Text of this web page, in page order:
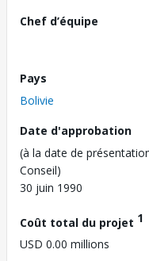
Chef d’équipe
Pays
Bolivie
Date d'approbation
(à la date de
Conseil)
30 juin 1990
Coût total du projet 1
USD 0.00 millions